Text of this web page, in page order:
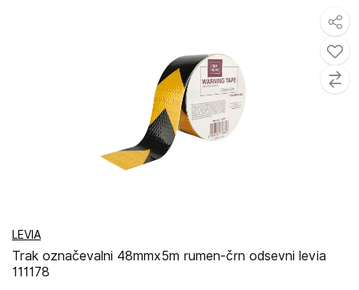
LEVIA
Trak označevalni 48mmx5m rumen-črn odsevni levia
111178